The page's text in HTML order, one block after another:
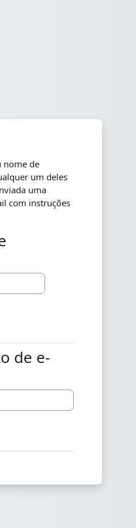
nome de
um deles
uma
com instruções
e-mail
de e-